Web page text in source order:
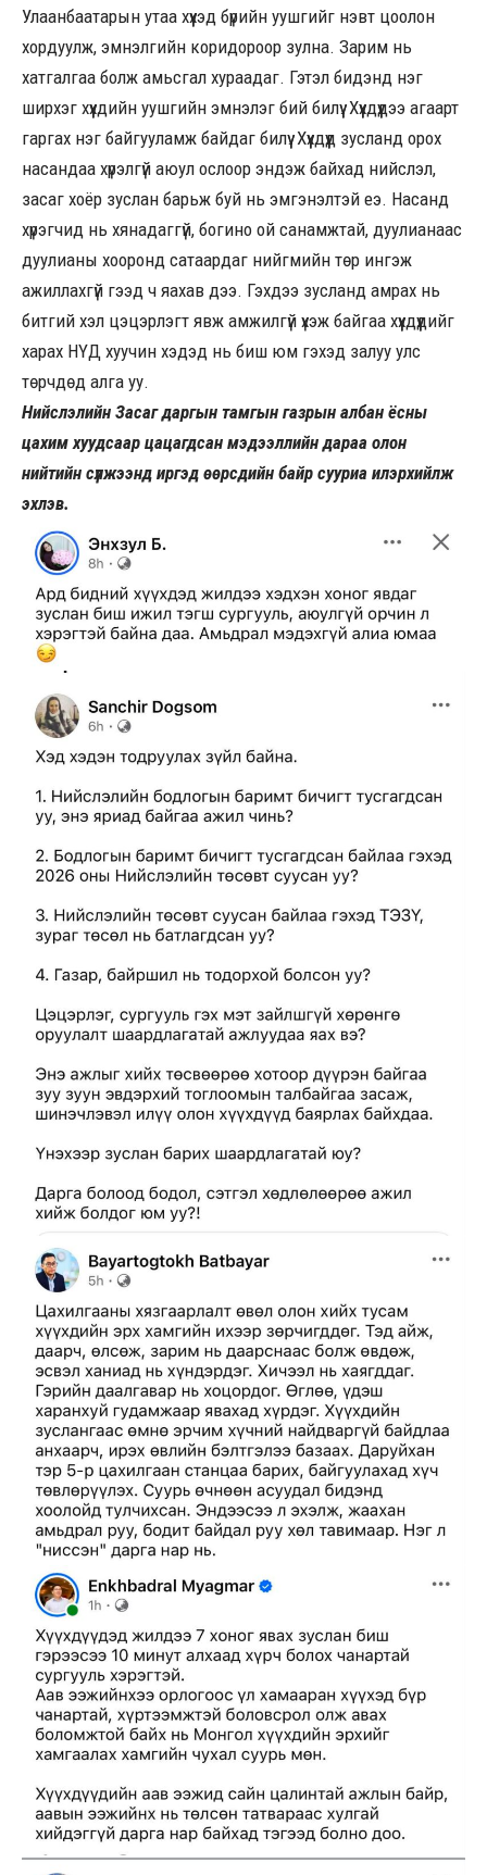
Улаанбаатарын утаа хүүхэд бүрийн уушгийг нэвт цоолон
хордуулж, эмнэлгийн коридороор зулна. Зарим нь
хатгалгаа болж амьсгал хураадаг. Гэтэл бидэнд нэг
ширхэг хүүхдийн уушгийн эмнэлэг бий билүү. Хүүхдүүдээ агаарт
гаргах нэг байгууламж байдаг билүү. Хүүхдүүд зусланд орох
насандаа хүрэлгүй аюул ослоор эндэж байхад нийслэл,
засаг хоёр зуслан барьж буй нь эмгэнэлтэй еэ. Насанд
хүрэгчид нь хянадаггүй, богино ой санамжтай, дуулианаас
дуулианы хооронд сатаардаг нийгмийн төр ингэж
ажиллахгүй гээд ч яахав дээ. Гэхдээ зусланд амрах нь
битгий хэл цэцэрлэгт явж амжилгүй үхэж байгаа хүүхдүүдийг
харах НҮД хуучин хэдэд нь биш юм гэхэд залуу улс
төрчдөд алга уу.
Нийслэлийн Засаг даргын тамгын газрын албан ёсны
цахим хуудсаар цацагдсан мэдээллийн дараа олон
нийтийн сүлжээнд иргэд өөрсдийн байр сууриа илэрхийлж
эхлэв.